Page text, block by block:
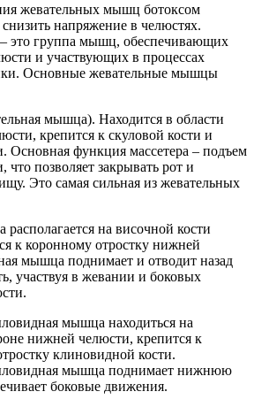
жевательных мышц ботоксом
напряжение в челюстях.
это группа мышц, обеспечивающих
и участвующих в процессах
Основные жевательные мышцы
мышца). Находится в области
крепится к скуловой кости и
Основная функция массетера – подъем
позволяет закрывать рот и
Это самая сильная из жевательных
на височной кости
к коронному отростку нижней
мышца поднимает и отводит назад
участвуя в жевании и боковых
мышца находиться на
нижней челюсти, крепится к
клиновидной кости.
мышца поднимает нижнюю
боковые движения.